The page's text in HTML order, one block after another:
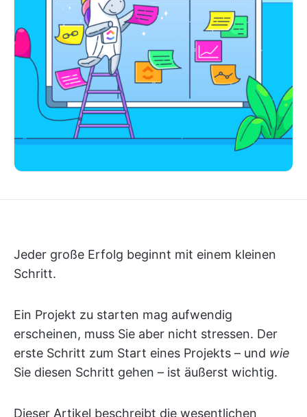
Jeder große Erfolg beginnt mit einem kleinen
Schritt.
Ein Projekt zu starten mag aufwendig
erscheinen, muss Sie aber nicht stressen. Der
erste Schritt zum Start eines Projekts – und wie
Sie diesen Schritt gehen – ist äußerst wichtig.
Dieser Artikel beschreibt die wesentlichen